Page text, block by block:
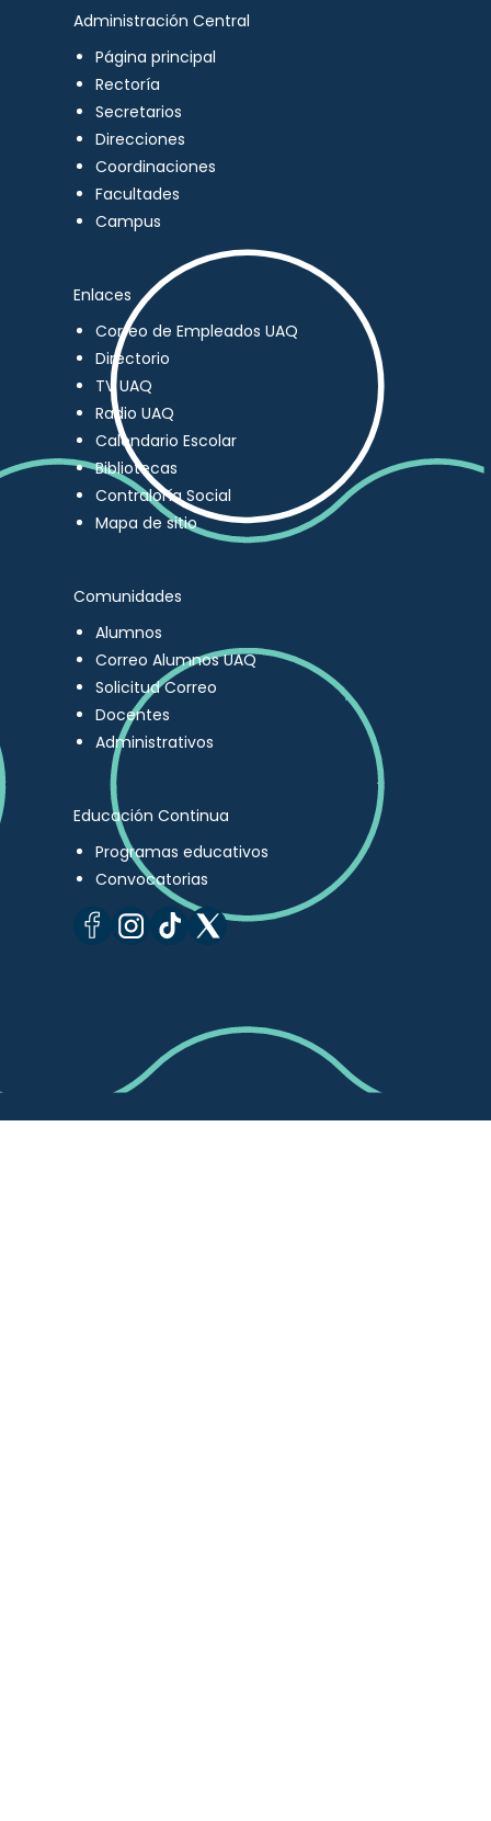
Administración Central
Página principal
Rectoría
Secretarios
Direcciones
Coordinaciones
Facultades
Campus
Enlaces
Correo de Empleados UAQ
Directorio
TV UAQ
Radio UAQ
Calendario Escolar
Bibliotecas
Contraloría Social
Mapa de sitio
Comunidades
Alumnos
Correo Alumnos UAQ
Solicitud Correo
Docentes
Administrativos
Educación Continua
Programas educativos
Convocatorias